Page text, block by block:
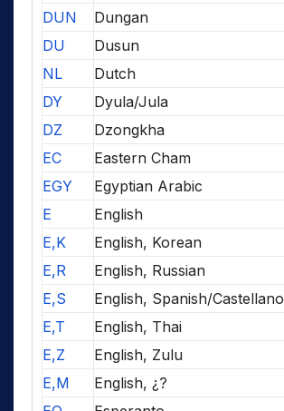
DUN
Dungan
DU
Dusun
NL
Dutch
DY
Dyula/Jula
DZ
Dzongkha
EC
Eastern Cham
EGY
Egyptian Arabic
E
English
E,K
English, Korean
E,R
English, Russian
E,S
English, Spanish/Castellano
E,T
English, Thai
E,Z
English, Zulu
E,M
English, ¿?